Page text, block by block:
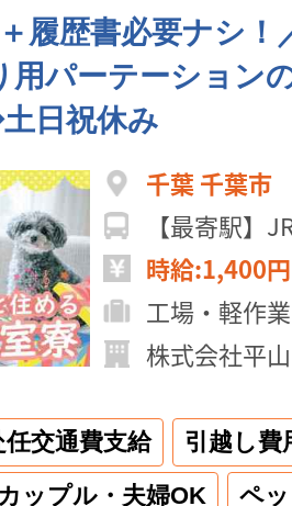
履歴書必要ナシ！
用パーテーション
日祝休み
千葉 千葉市
【最寄駅】
時給:1,400
工場・軽作業
株式会社平
任交通費支給
引越し費
カップル・夫婦OK ペ